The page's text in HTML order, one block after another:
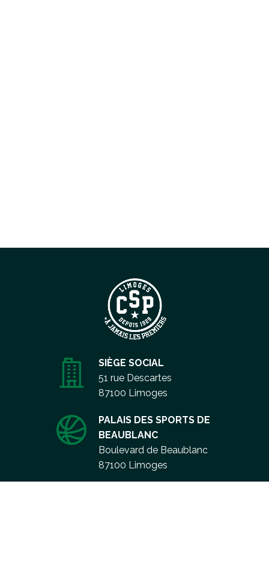
SIÈGE SOCIAL
51 rue Descartes
87100 Limoges
PALAIS DES SPORTS DE
BEAUBLANC
Boulevard de Beaublanc
87100 Limoges